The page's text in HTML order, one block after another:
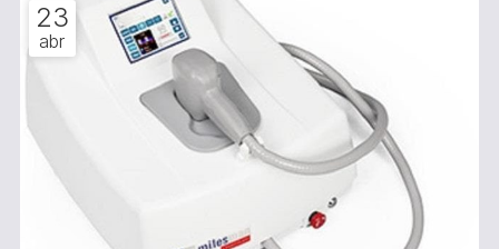
23
abr